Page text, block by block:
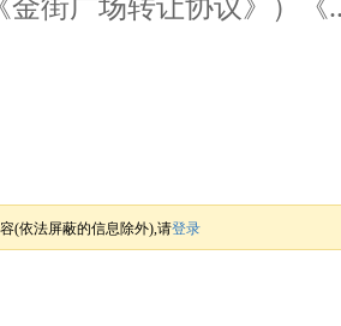
金街广场转让协议》）《
(依法屏蔽的信息除外),请登录